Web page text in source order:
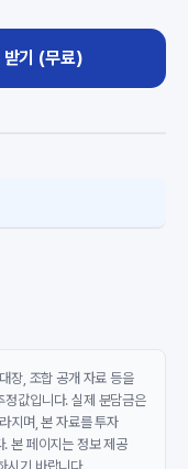
받기 (무료)
장, 조합 공개 자료 등을
값입니다. 실제 분담금은
지며, 본 자료를 투자
본 페이지는 정보 제공